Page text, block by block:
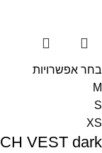
בחר אפשרויות
M
S
XS
VEST dark